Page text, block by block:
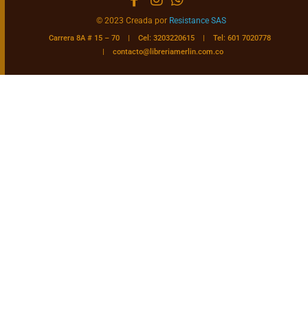
© 2023 Creada por Resistance SAS
Carrera 8A # 15 – 70 | Cel: 3203220615 | Tel: 601 7020778
|contacto@libreriamerlin.com.co